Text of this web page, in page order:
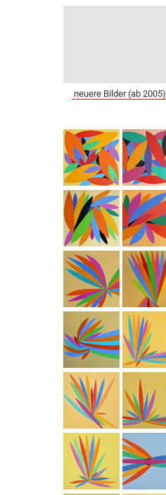
neuere Bilder (ab 2005)